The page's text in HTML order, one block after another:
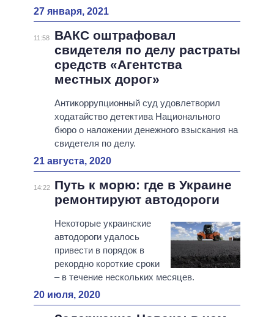
27 января, 2021
11:58
ВАКС оштрафовал
свидетеля по делу растраты
средств «Агентства
местных дорог»
Антикоррупционный суд удовлетворил
ходатайство детектива Национального
бюро о наложении денежного взыскания на
свидетеля по делу.
21 августа, 2020
14:22
Путь к морю: где в Украине
ремонтируют автодороги
Некоторые украинские
автодороги удалось
привести в порядок в
рекордно короткие сроки
– в течение нескольких месяцев.
20 июля, 2020